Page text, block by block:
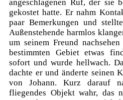
angeschlagenen Ruf, der sie
gekostet hatte. Er nahm
paar Bemerkungen und
Außenstehende harmlos
um seinem Freund
bestimmten Gebiet etwas
sofort und wurde hellwach.
dachte er und änderte seinen
von Johann. Kurz darauf
fliegendes Objekt wahr, das